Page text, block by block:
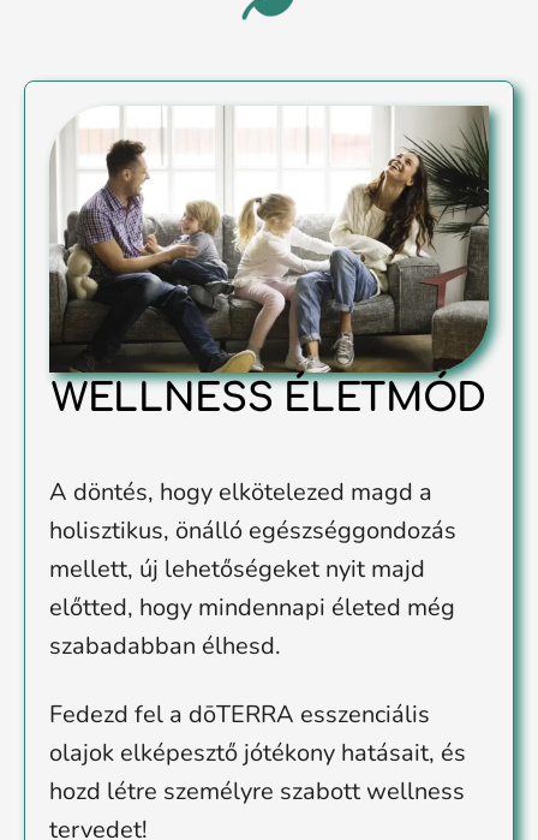
WELLNESS ÉLETMÓD
A döntés, hogy elkötelezed magd a
holisztikus, önálló egészséggondozás
mellett, új lehetőségeket nyit majd
előtted, hogy mindennapi életed még
szabadabban élhesd.
Fedezd fel a dōTERRA esszenciális
olajok elképesztő jótékony hatásait, és
hozd létre személyre szabott wellness
tervedet!